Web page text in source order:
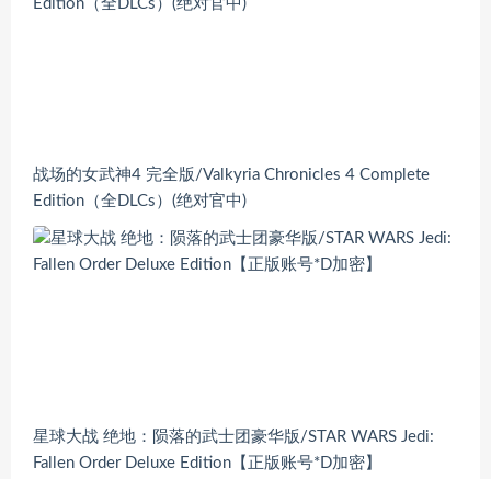
战场的女武神4 完全版/Valkyria Chronicles 4 Complete
Edition（全DLCs）(绝对官中)
星球大战 绝地：陨落的武士团豪华版/STAR WARS Jedi:
Fallen Order Deluxe Edition【正版账号*D加密】